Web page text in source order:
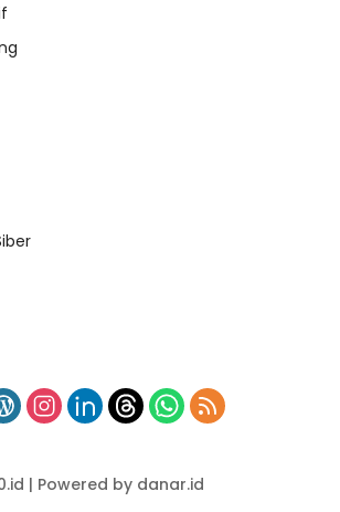
| Powered by danar.id